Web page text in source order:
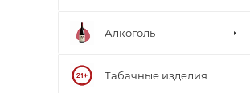
Алкоголь
Табачные изделия